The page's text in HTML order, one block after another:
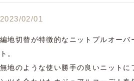
2023/02/01
編地切替が特徴的なニットプルオーバ
ト。
無地のような使い勝手の良いニットに